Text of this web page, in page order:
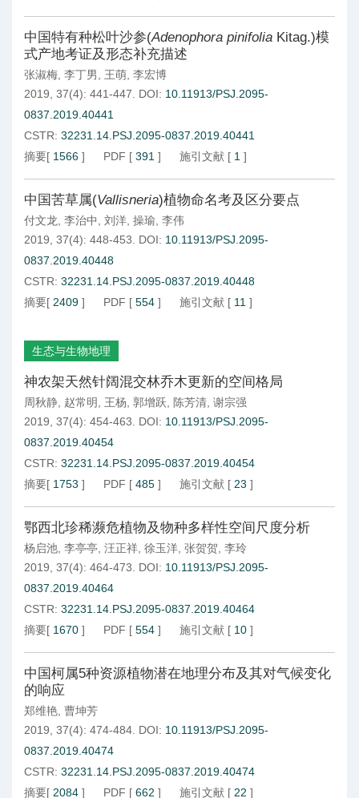
中国特有种松叶沙参(Adenophora pinifolia Kitag.)模
式产地考证及形态补充描述
张淑梅 李丁男 王萌 李宏博
2019, 37(4): 441-447.
DOI: 10.11913/PSJ.2095-
0837.2019.40441
CSTR: 32231.14.PSJ.2095-0837.2019.40441
摘要[ 1566 ] PDF [ 391 ] 施引文献 [ 1 ]
中国苦草属(Vallisneria)植物命名考及区分要点
付文龙 李治中 刘洋 操瑜 李伟
2019, 37(4): 448-453.
DOI: 10.11913/PSJ.2095-
0837.2019.40448
CSTR: 32231.14.PSJ.2095-0837.2019.40448
摘要[ 2409 ] PDF [ 554 ] 施引文献 [ 11 ]
生态与生物地理
神农架天然针阔混交林乔木更新的空间格局
周秋静 赵常明 王杨 郭增跃 陈芳清 谢宗强
2019, 37(4): 454-463.
DOI: 10.11913/PSJ.2095-
0837.2019.40454
CSTR: 32231.14.PSJ.2095-0837.2019.40454
摘要[ 1753 ] PDF [ 485 ] 施引文献 [ 23 ]
鄂西北珍稀濒危植物及物种多样性空间尺度分析
杨启池 李亭亭 汪正祥 徐玉洋 张贺贺 李玲
2019, 37(4): 464-473.
DOI: 10.11913/PSJ.2095-
0837.2019.40464
CSTR: 32231.14.PSJ.2095-0837.2019.40464
摘要[ 1670 ] PDF [ 554 ] 施引文献 [ 10 ]
中国柯属5种资源植物潜在地理分布及其对气候变化
的响应
郑维艳 曹坤芳
2019, 37(4): 474-484. DOI: 10.11913/PSJ.2095-
0837.2019.40474
CSTR: 32231.14.PSJ.2095-0837.2019.40474
摘要[ 2084 ] PDF [ 662 ] 施引文献 [ 22 ]